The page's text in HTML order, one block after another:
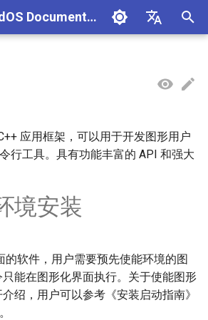
OpenCloudOS Documentation
English
行说明
说明
行说明
行说明
说明
OCS23 Loongarch64 版本
逻辑卷管理
像安装
dbus机制和使用
本部署
部署指南
南
南
建指南
指南
SGLang大模型部署指南
TensorFlow大模型部署指
南
TensorRT-LLM大模型部署
AMD环境
沐曦环境
商业软件兼容列表
对方案
提取用例
用例集
新增集群
执行任务
文档库格式手册
OpenCloudOS
系统开发文档
应用框架，可以用于开发图形用户
行工具。具有功能丰富的 API 和强大
境安装
的软件，用户需要预先使能环境的图
能在图形化界面执行。关于使能图形
绍，用户可以参考《安装启动指南》